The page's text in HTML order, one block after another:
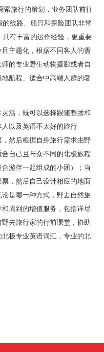
索旅行的策划，业务团队前往
线路、船只和探险团队非常
有丰富的运作经验，更重要
主题化，根据不同客人的需
的专业野生动物摄影或者自
航程、适合中高端人群的奢
活，既可以选择跟随整团和
以及英语不太好的旅行
然后根据自身旅行需求由野
自己且与众不同的北极旅程
游伴一起组成的小团）；当
，然后自己设计相应的地面
是哪一种方式，野去自然旅
周到的增值服务，包括详尽
去旅行家的行前课堂，协助
极专业英语词汇，专业的北